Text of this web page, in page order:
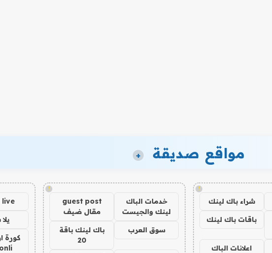
مواقع صديقة +
!
شراء باك لينك
باقات باك لينك
اعلانات الباك
!
خدمات الباك
لينك والجيست
guest post
مقال ضيف
سوق العرب
باك لينك باقة
20
live
كورة